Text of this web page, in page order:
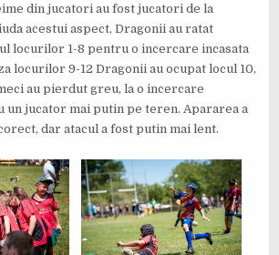
din jucatori au fost jucatori de la
acestui aspect, Dragonii au ratat
locurilor 1-8 pentru o incercare incasata
locurilor 9-12 Dragonii au ocupat locul 10,
au pierdut greu, la o incercare
un jucator mai putin pe teren. Apararea a
dar atacul a fost putin mai lent.